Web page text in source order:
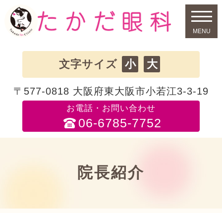
文字サイズ 小 大
〒577-0818 大阪府東大阪市小若江3-3-19
お電話・お問い合わせ
06-6785-7752
院長紹介